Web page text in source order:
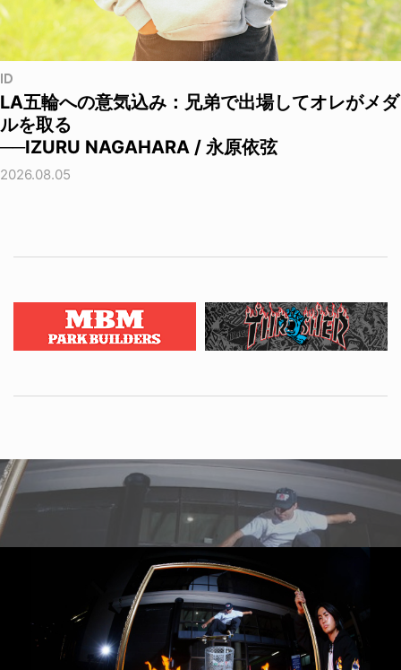
ID
LA五輪への意気込み：兄弟で出場してオレがメダ
ルを取る
──IZURU NAGAHARA / 永原依弦
2026.08.05